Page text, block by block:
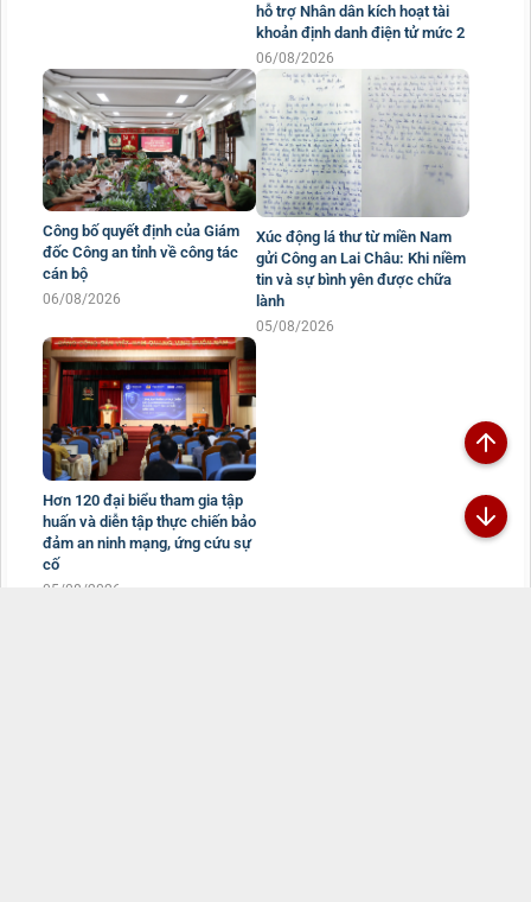
hỗ trợ Nhân dân kích hoạt tài
khoản định danh điện tử mức 2
06/08/2026
Công bố quyết định của Giám
đốc Công an tỉnh về công tác
cán bộ
06/08/2026
Xúc động lá thư từ miền Nam
gửi Công an Lai Châu: Khi niềm
tin và sự bình yên được chữa
lành
05/08/2026
Hơn 120 đại biểu tham gia tập
huấn và diễn tập thực chiến bảo
đảm an ninh mạng, ứng cứu sự
cố
05/08/2026